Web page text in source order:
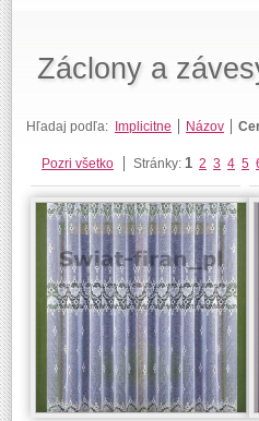
Záclony a
Hľadaj podľa: Implicitne Názov
Pozri všetko Stránky: 1 2 3 4 5